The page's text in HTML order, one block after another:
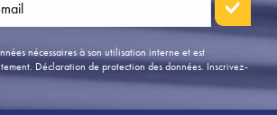
nécessaires à son utilisation interne et est
Déclaration de protection des données.Inscrivez-